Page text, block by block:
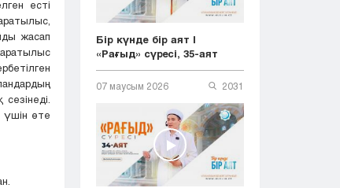
есті
жасап
үшін өте
Бір күнде бір аят |
«Рағыд» сүресі, 35-аят
07 маусым 2026 2031